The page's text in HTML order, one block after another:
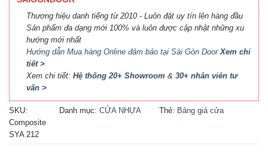
Thương hiệu danh tiếng từ 2010 - Luôn đặt uy tín lên hàng đầu
Sản phẩm đa dạng mới 100% và luôn được cập nhật những xu
hướng mới nhất
Hướng dẫn Mua hàng Online đảm bảo tại Sài Gòn DoorXem chi
tiết >
Xem chi tiết: Hệ thống 20+ Showroom & 30+ nhân viên tư
vấn >
SKU:
Composite
SYA 212
Danh mục: CỬA NHỰA
Thẻ: Bảng giá cửa
Composite giá bao nhiêu,